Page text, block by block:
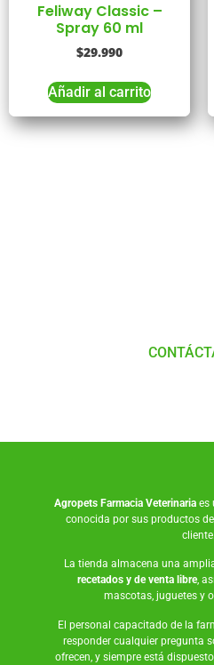
Feliway Classic –
Spray 60 ml
$29.990
Añadir al carrito
Agropets Farmacia Veterinariaes
conocida por sus productos
cliente.
La tienda almacena una
recetados y de venta libre,
mascotas, juguetesy
El personal capacitado de la
responder cualquier pregunta
ofrecen, y siempre está